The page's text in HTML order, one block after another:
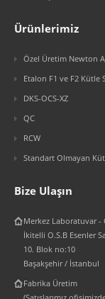
Ürünlerimiz
Özel Üretim Newton
Etalon F1 ve F2 Kütle
DKS-OCS-XZ
QC
RCW
Standart Olmayan
Bize Ulaşın
Merkez Laboratuvar -
İkitelli O.S.B Esenler
10. Blok no:10
Başakşehir / İstanbul
Fabrika Üretim